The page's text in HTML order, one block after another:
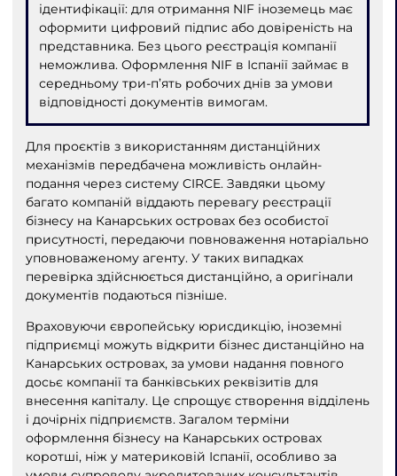
ідентифікації: для отримання NIF іноземець має
оформити цифровий підпис або довіреність на
представника. Без цього реєстрація компанії
неможлива. Оформлення NIF в Іспанії займає в
середньому три-п’ять робочих днів за умови
відповідності документів вимогам.
Для проєктів з використанням дистанційних
механізмів передбачена можливість онлайн-
подання через систему CIRCE. Завдяки цьому
багато компаній віддають перевагу реєстрації
бізнесу на Канарських островах без особистої
присутності, передаючи повноваження нотаріально
уповноваженому агенту. У таких випадках
перевірка здійснюється дистанційно, а оригінали
документів подаються пізніше.
Враховуючи європейську юрисдикцію, іноземні
підприємці можуть відкрити бізнес дистанційно на
Канарських островах, за умови надання повного
досьє компанії та банківських реквізитів для
внесення капіталу. Це спрощує створення відділень
і дочірніх підприємств. Загалом терміни
оформлення бізнесу на Канарських островах
коротші, ніж у материковій Іспанії, особливо за